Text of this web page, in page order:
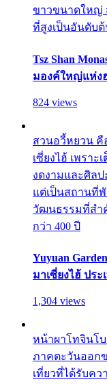
ขาวขนาดใหญ่
ที่สูงเป็นอันดับ
Tsz Shan
มองค์ใหญ่แห่ง
824 views
สวนอวี้หยวน
เซี่ยงไฮ้ เพรา
งดงามและศิล
แต่เป็นสถานที่
วัฒนธรรมที่สำ
กว่า 400 ปี
Yuyuan
มาเซี่ยงไฮ้ ประ
1,304 views
หน้าผาโทจินโบ
ภาคตะวันออก
เที่ยวที่ได้รับค